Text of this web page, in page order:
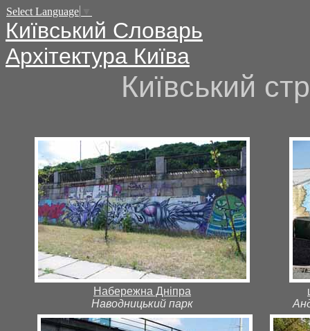
Select Language
Київський Словарь
Архітектура Київа
Київський
Набережна Дніпра
Наводницький парк